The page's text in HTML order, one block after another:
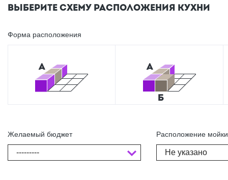
ВЫБЕРИТЕ СХЕМУ РАСПОЛОЖЕНИЯ КУХНИ
Форма расположения
Желаемый бюджет
---------
Расположение мойки
Не указано